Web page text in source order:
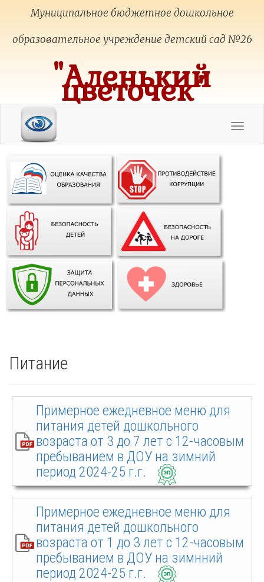
Муниципальное бюджетное дошкольное
образовательное учреждение детский сад №26
"Аленький
цветочек"
Toggle
Питание
Примерное ежедневное меню для
питания детей дошкольного
возраста от 3 до 7 лет с 12-часовым
пребыванием в ДОУ на зимний
период 2024-25 г.г.
Примерное ежедневное меню для
питания детей дошкольного
возраста от 1 до 3 лет с 12-часовым
пребыванием в ДОУ на зимнний
период 2024-25 г.г.